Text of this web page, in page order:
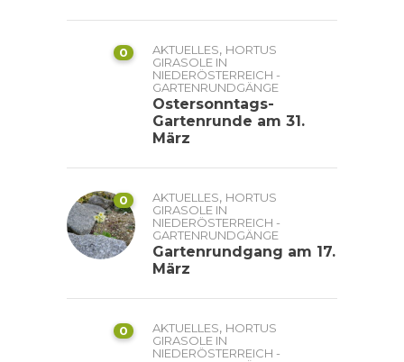
0 AKTUELLES, HORTUS
GIRASOLE IN
NIEDERÖSTERREICH -
GARTENRUNDGÄNGE
Ostersonntags-
Gartenrunde am 31.
März
0 AKTUELLES, HORTUS
GIRASOLE IN
NIEDERÖSTERREICH -
GARTENRUNDGÄNGE
Gartenrundgang am 17.
März
0 AKTUELLES, HORTUS
GIRASOLE IN
NIEDERÖSTERREICH -